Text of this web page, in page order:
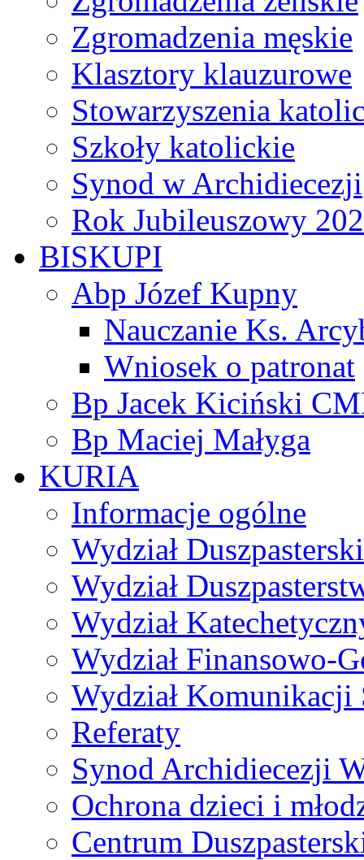
Zgromadzenia męskie
Klasztory klauzurowe
Stowarzyszenia
Szkoły katolickie
Synod w Archidiecezji
Rok Jubileuszowy
BISKUPI
Abp Józef Kupny
Nauczanie Ks.
Wniosek o patronat
Bp Jacek Kiciński
Bp Maciej Małyga
KURIA
Informacje ogólne
Wydział Duszpasterski
Wydział
Wydział
Wydział Finansowo-
Wydział Komunikacji
Referaty
Synod Archidiecezji
Ochrona dzieci i
Centrum